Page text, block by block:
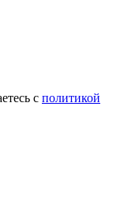
с политикой